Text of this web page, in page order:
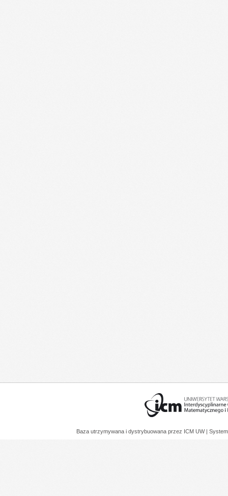
Baza utrzymywana i dystrybuowana przez ICM UW |